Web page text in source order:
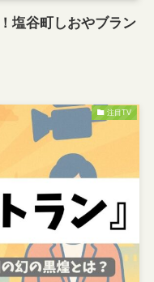
塩谷町しおやブラン
注目TV